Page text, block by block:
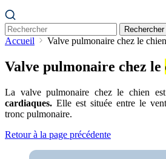
Rechercher
Accueil Valve pulmonaire chez le chien
Valve pulmonaire chez le
La valve pulmonaire chez le chien est
cardiaques. Elle est située entre le
tronc pulmonaire.
Retour à la page précédente